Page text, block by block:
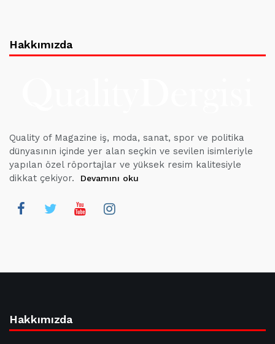
Hakkımızda
Quality of Magazine iş, moda, sanat, spor ve politika
dünyasının içinde yer alan seçkin ve sevilen isimleriyle
yapılan özel röportajlar ve yüksek resim kalitesiyle
dikkat çekiyor.
Devamını oku
Hakkımızda